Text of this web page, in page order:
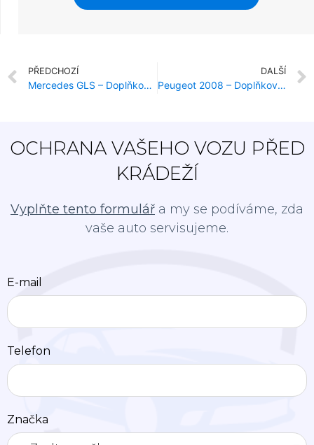
PŘEDCHOZÍ
Mercedes GLS – Doplňková ochrana proti krádeži
DALŠÍ
Peugeot 2008 – Doplňková ochrana proti krádeži
OCHRANA VAŠEHO VOZU PŘED
KRÁDEŽÍ
Vyplňte tento formulář a my se podíváme, zda
vaše auto servisujeme.
E-mail
Telefon
Značka